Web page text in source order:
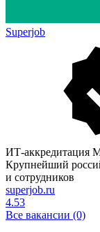
Superjob
ИТ-аккредитация
Крупнейший
и сотрудников
superjob.ru
4.53
Все вакансии (0)